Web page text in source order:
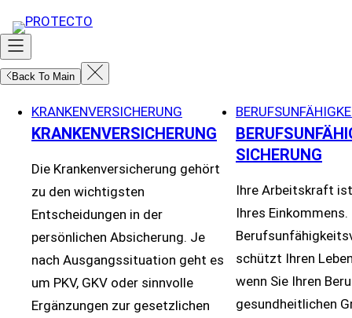
Zum
Inhalt
springen
Back To Main
KRANKENVERSICHERUNG
KRANKENVERSICHERUNG
Die Krankenversicherung gehört
zu den wichtigsten
Entscheidungen in der
persönlichen Absicherung. Je
nach Ausgangssituation geht es
um PKV, GKV oder sinnvolle
Ergänzungen zur gesetzlichen
SICHERUNG
Ihre Arbeitskraft
Ihres Einkommens.
schützt Ihren
wenn Sie Ihren
gesundheitlichen